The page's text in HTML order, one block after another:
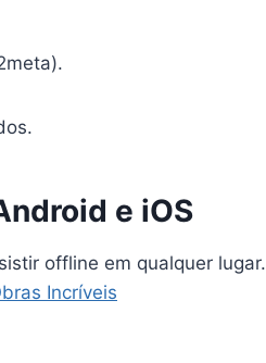
e iOS
offline em qualquer lugar.
Incríveis